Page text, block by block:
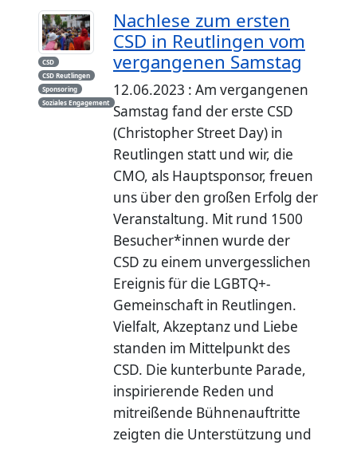
CSD
CSD Reutlingen
Sponsoring
Soziales Engagement
Nachlese zum ersten
CSD in Reutlingen vom
vergangenen Samstag
12.06.2023 : Am vergangenen
Samstag fand der erste CSD
(Christopher Street Day) in
Reutlingen statt und wir, die
CMO, als Hauptsponsor, freuen
uns über den großen Erfolg der
Veranstaltung. Mit rund 1500
Besucher*innen wurde der
CSD zu einem unvergesslichen
Ereignis für die LGBTQ+-
Gemeinschaft in Reutlingen.
Vielfalt, Akzeptanz und Liebe
standen im Mittelpunkt des
CSD. Die kunterbunte Parade,
inspirierende Reden und
mitreißende Bühnenauftritte
zeigten die Unterstützung und